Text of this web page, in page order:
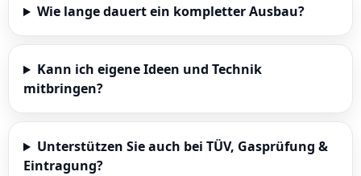
Wie lange dauert ein kompletter Ausbau?
Kann ich eigene Ideen und Technik
mitbringen?
Unterstützen Sie auch bei TÜV, Gasprüfung &
Eintragung?